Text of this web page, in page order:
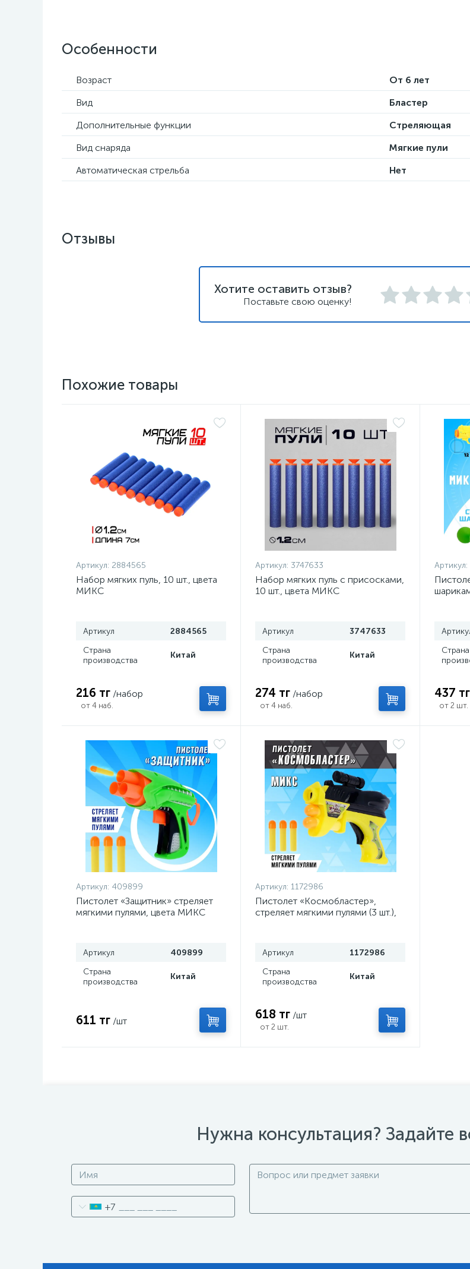
Особенности
Возраст
От 6 лет
Вид
Бластер
Дополнительные функции
Стреляющая
Вид снаряда
Мягкие пули
Автоматическая стрельба
Нет
Отзывы
Хотите оставить отзыв?
Поставьте свою оценку!
Похожие товары
Артикул: 2884565
Набор мягких пуль, 10 шт., цвета
МИКС
Артикул
2884565
Страна
производства
Китай
216 тг /набор
от 4 наб.
Артикул: 3747633
Набор мягких пуль с присосками,
10 шт., цвета МИКС
Артикул
3747633
Страна
производства
Китай
274 тг /набор
от 4 наб.
Артикул:
Страна
437 тг
от 2 шт.
Артикул: 409899
Пистолет «Защитник» стреляет
мягкими пулями, цвета МИКС
Артикул
409899
Страна
производства
Китай
611 тг /шт
Артикул: 1172986
Пистолет «Космобластер»,
стреляет мягкими пулями (3 шт.),
Артикул
1172986
Страна
производства
Китай
618 тг /шт
от 2 шт.
Нужна консультация? Задайте
+7